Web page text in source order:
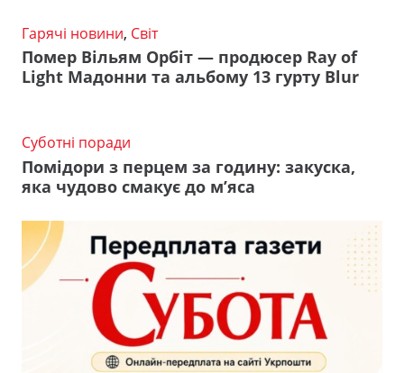
Гарячі новини, Світ
Помер Вільям Орбіт — продюсер Ray of
Light Мадонни та альбому 13 гурту Blur
Суботні поради
Помідори з перцем за годину: закуска,
яка чудово смакує до м’яса